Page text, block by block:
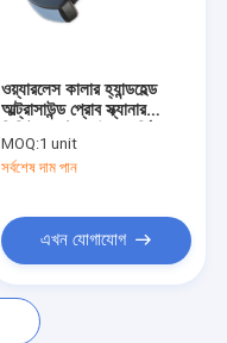
ওয়্যারলেস কালার হ্যান্ডহেল্ড
আল্ট্রাসাউন্ড প্রোব স্ক্যানার
ট্রান্সডুসার
MOQ:1 unit
সর্বশেষ দাম পান
এখন যোগাযোগ